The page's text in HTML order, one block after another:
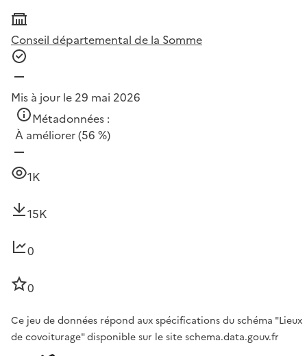
Conseil départemental de la Somme
Mis à jour le 29 mai 2026
Métadonnées :
À améliorer(56 %)
1K
15K
0
0
Ce jeu de données répond aux spécifications du schéma "Lieux
de covoiturage" disponible sur le site schema.data.gouv.fr